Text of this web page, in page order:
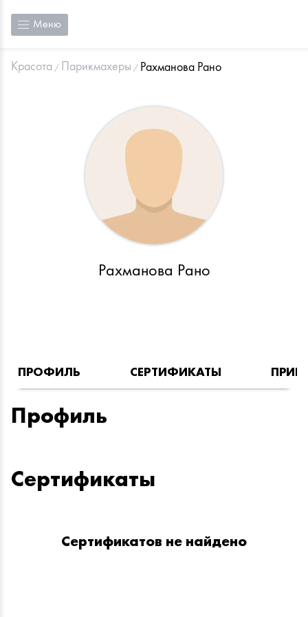
Меню
Красота Парикмахеры Рахманова Рано
Рахманова Рано
ПРОФИЛЬ СЕРТИФИКАТЫ
Профиль
Сертификаты
Сертификатов не найдено